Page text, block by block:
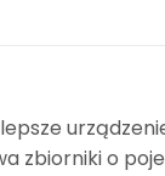
zbiorniki o